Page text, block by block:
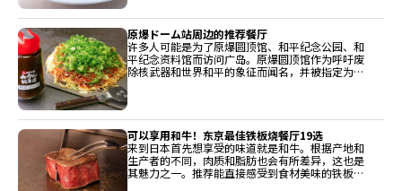
原爆ドーム站周边的推荐餐厅
许多人可能是为了原爆圆顶馆、和平纪念公园、和
平纪念资料馆而访问广岛。原爆圆顶馆作为呼吁废
除核武器和世界和平的象征而闻名，并被指定为联
等多种店铺。
可以享用和牛！东京最佳铁板烧餐厅19选
来到日本首先想享受的味道就是和牛。根据产地和
生产者的不同，肉质和脂肪也会有所差异，这也是
其魅力之一。推荐能直接感受到食材美味的铁板